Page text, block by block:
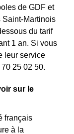
de GDF et
Saint-Martinois
du tarif
1 an. Si vous
leur service
25 02 50.
sur le
français
à la